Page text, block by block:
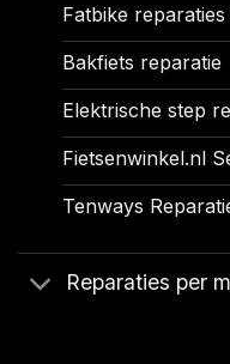
Fatbike reparaties
Bakfiets reparatie
Elektrische step
Fietsenwinkel.nl
Tenways
Reparaties per